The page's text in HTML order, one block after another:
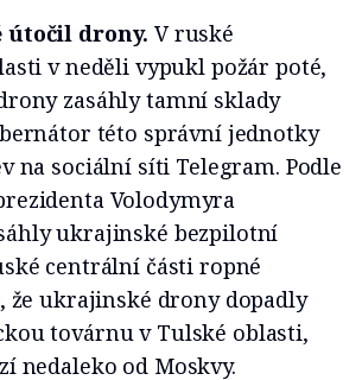
útočil drony. V ruské
v neděli vypukl požár poté,
zasáhly tamní sklady
této správní jednotky
na sociální síti Telegram. Podle
Volodymyra
ukrajinské bezpilotní
centrální části ropné
že ukrajinské drony dopadly
továrnu v Tulské oblasti,
nedaleko od Moskvy.